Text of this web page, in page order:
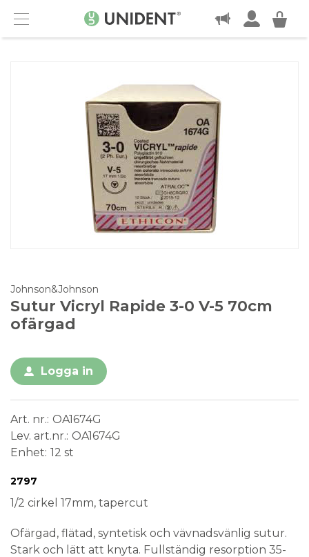
Menu
KONTAKT
Johnson&Johnson
Sutur Vicryl Rapide 3-0 V-5 70cm
ofärgad
Logga in
Art. nr. OA1674G
Lev. art.nr. OA1674G
Enhet 12 st
Medical Device
2797
1/2 cirkel 17mm, tapercut
Ofärgad, flätad, syntetisk och vävnadsvänlig sutur.
Stark och lätt att knyta. Fullständig resorption 35-